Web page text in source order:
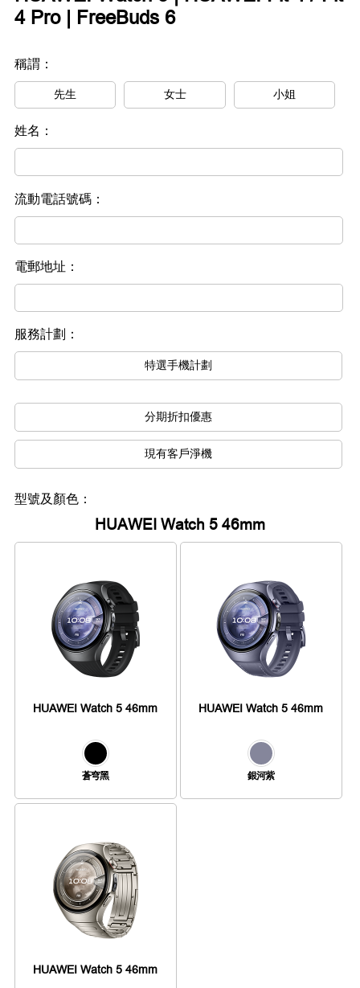
4 Pro | FreeBuds 6
稱謂：
先生 女士 小姐
姓名：
流動電話號碼：
電郵地址：
服務計劃：
特選手機計劃
分期折扣優惠
現有客戶淨機
型號及顏色：
HUAWEI Watch 5 46mm
HUAWEI Watch 5 46mm
蒼穹黑
HUAWEI Watch 5 46mm
銀河紫
HUAWEI Watch 5 46mm